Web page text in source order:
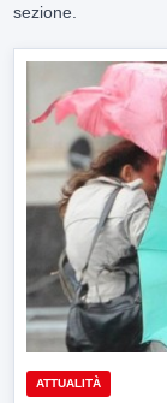
sezione.
ATTUALITÀ